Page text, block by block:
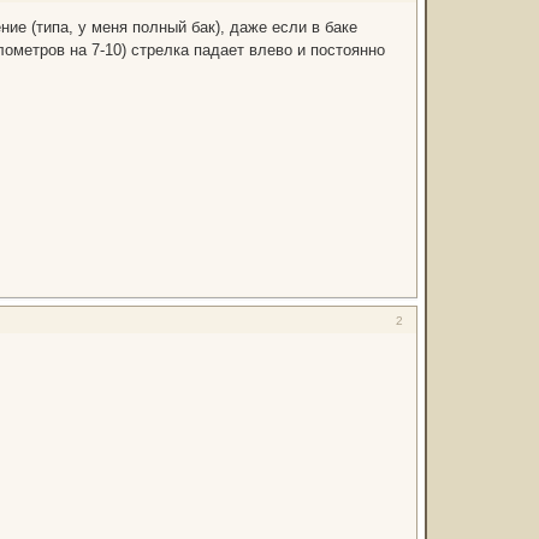
(типа, у меня полный бак), даже если в баке
на 7-10) стрелка падает влево и постоянно
2